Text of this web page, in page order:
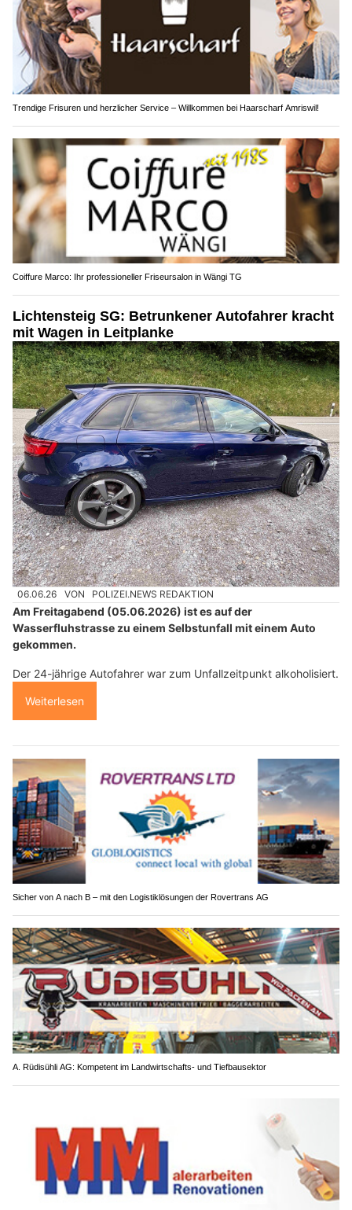
Trendige Frisuren und herzlicher Service – Willkommen bei Haarscharf Amriswil!
Coiffure Marco: Ihr professioneller Friseursalon in Wängi TG
Lichtensteig SG: Betrunkener Autofahrer kracht
mit Wagen in Leitplanke
06.06.26 VON POLIZEI.NEWS REDAKTION
Am Freitagabend (05.06.2026) ist es auf der
Wasserfluhstrasse zu einem Selbstunfall mit einem Auto
gekommen.
Der 24-jährige Autofahrer war zum Unfallzeitpunkt alkoholisiert.
Weiterlesen
Sicher von A nach B – mit den Logistiklösungen der Rovertrans AG
A. Rüdisühli AG: Kompetent im Landwirtschafts- und Tiefbausektor